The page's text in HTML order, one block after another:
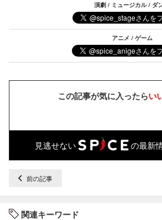
演劇 / ミュージカル / ダ
アニメ / ゲーム
この記事が気に入ったらい
見逃せない の最新
前の記事
関連キーワード